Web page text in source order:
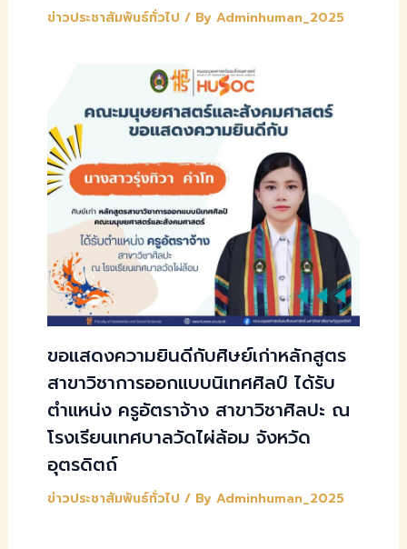
ข่าวประชาสัมพันธ์ทั่วไป / By Adminhuman_2025
ขอแสดงความยินดีกับศิษย์เก่าหลักสูตร
สาขาวิชาการออกแบบนิเทศศิลป์ ได้รับ
ตำแหน่ง ครูอัตราจ้าง สาขาวิชาศิลปะ ณ
โรงเรียนเทศบาลวัดไผ่ล้อม จังหวัด
อุตรดิตถ์
ข่าวประชาสัมพันธ์ทั่วไป / By Adminhuman_2025